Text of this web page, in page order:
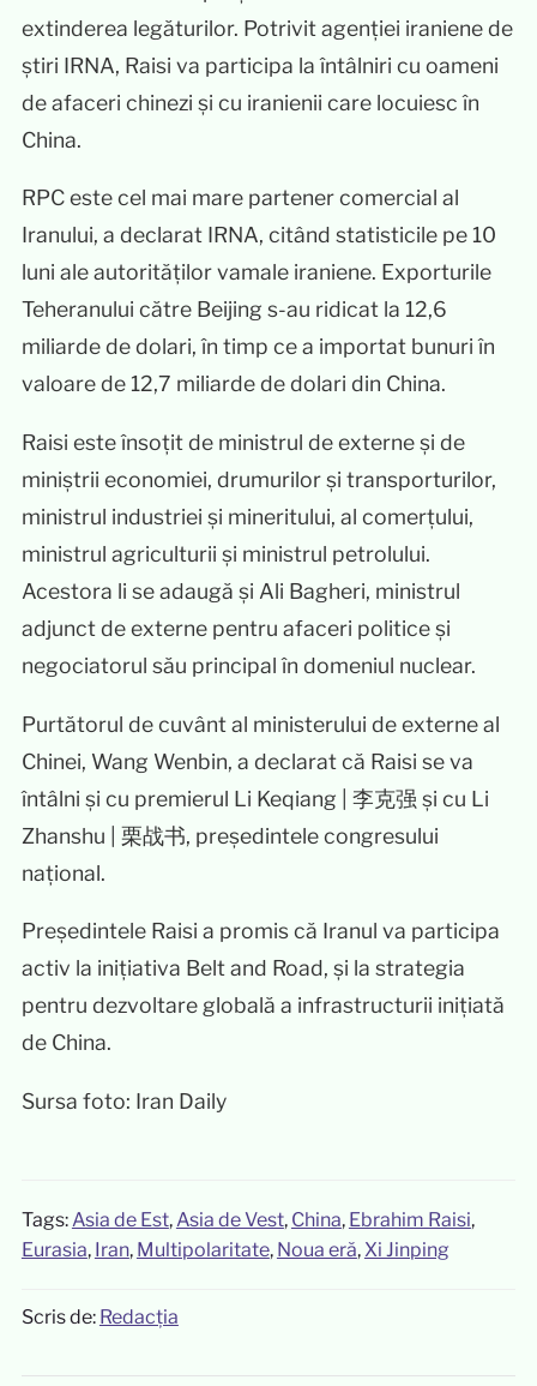
extinderea legăturilor. Potrivit agenției iraniene de
știri IRNA, Raisi va participa la întâlniri cu oameni
de afaceri chinezi și cu iranienii care locuiesc în
China.
RPC este cel mai mare partener comercial al
Iranului, a declarat IRNA, citând statisticile pe 10
luni ale autorităților vamale iraniene. Exporturile
Teheranului către Beijing s-au ridicat la 12,6
miliarde de dolari, în timp ce a importat bunuri în
valoare de 12,7 miliarde de dolari din China.
Raisi este însoțit de ministrul de externe și de
miniștrii economiei, drumurilor și transporturilor,
ministrul industriei și mineritului, al comerțului,
ministrul agriculturii și ministrul petrolului.
Acestora li se adaugă și Ali Bagheri, ministrul
adjunct de externe pentru afaceri politice și
negociatorul său principal în domeniul nuclear.
Purtătorul de cuvânt al ministerului de externe al
Chinei, Wang Wenbin, a declarat că Raisi se va
întâlni și cu premierul Li Keqiang | 李克强 și cu Li
Zhanshu | 栗战书, președintele congresului
național.
Președintele Raisi a promis că Iranul va participa
activ la inițiativa Belt and Road, și la strategia
pentru dezvoltare globală a infrastructurii inițiată
de China.
Sursa foto: Iran Daily
Tags: Asia de Est, Asia de Vest, China, Ebrahim Raisi,
Eurasia, Iran, Multipolaritate, Noua eră, Xi Jinping
Scris de: Redacția